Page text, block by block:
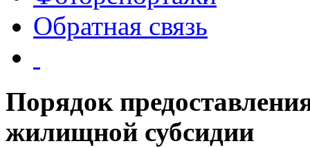
Обратная связь
Порядок
жилищной субсидии